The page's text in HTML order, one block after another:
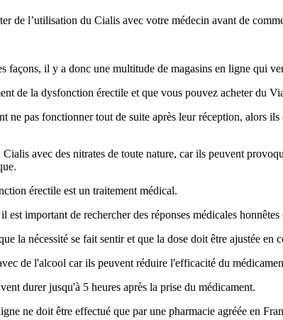
de l’utilisation du Cialis avec votre médecin avant de
façons, il y a donc une multitude de magasins en ligne qui
de la dysfonction érectile et que vous pouvez acheter du
ne pas fonctionner tout de suite après leur réception, alors
avec des nitrates de toute nature, car ils peuvent
érectile est un traitement médical.
important de rechercher des réponses médicales
la nécessité se fait sentir et que la dose doit être ajustée en
de l'alcool car ils peuvent réduire l'efficacité du
durer jusqu'à 5 heures après la prise du médicament.
ne doit être effectué que par une pharmacie agréée en